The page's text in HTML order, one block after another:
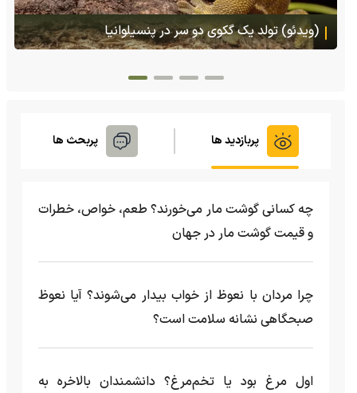
(ویدئو) تصاویر شگفت‌انگیز از مارمولک گلو بادبزنی که
هنگام خطر یک مایع چسبناک از بدنش پرتاب می‌کند
پربازدید ها پربحث ها
چه کسانی گوشت مار می‌خورند؟ طعم، خواص، خطرات
و قیمت گوشت مار در جهان
چرا مردان با نعوظ از خواب بیدار می‌شوند؟ آیا نعوظ
صبحگاهی نشانه سلامت است؟
اول مرغ بود یا تخم‌مرغ؟ دانشمندان بالاخره به